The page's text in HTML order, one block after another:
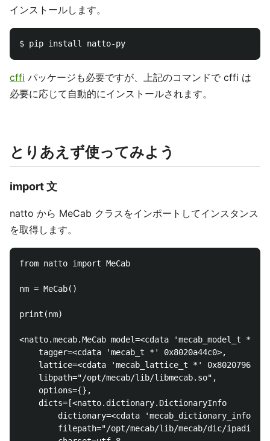
インストールします。
cffi パッケージも必要ですが、上記のコマンドで cffi は
必要に応じて自動的にインストールされます。
とりあえず使ってみよう
import 文
natto から MeCab クラスをインポートしてインスタンス
を取得します。
from natto import MeCab
nm = MeCab()
print(nm)
<natto.mecab.MeCab model=<cdata 'mecab_model_t *'
    tagger=<cdata 'mecab_t *' 0x8020a44c0>,
lattice=<cdata 'mecab_lattice_t *'
    libpath="/opt/mecab/lib/libmecab.so",
    options={},
    dicts=[<natto.dictionary.DictionaryInfo
dictionary=<cdata 'mecab_dictionary_info_t
filepath="/opt/mecab/lib/mecab/dic/ipadic/